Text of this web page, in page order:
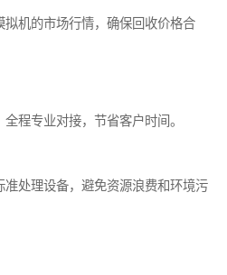
机的市场行情，确保回收价格合
程专业对接，节省客户时间。
处理设备，避免资源浪费和环境污